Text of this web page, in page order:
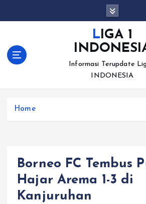
LIGA 1
Informasi Terupdate
INDONESIA
Home
Borneo FC Tembus
Hajar Arema 1-3 di
Kanjuruhan